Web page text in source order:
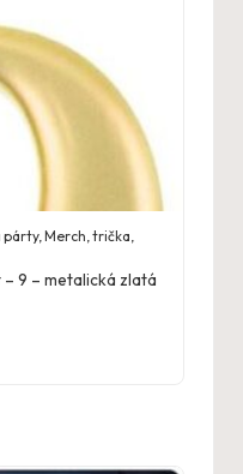
párty,Merch, trička,
9 – metalická zlatá